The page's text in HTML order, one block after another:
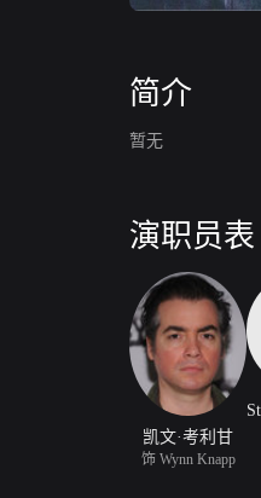
简介
暂无
演职员表
凯文·考利甘
饰 Wynn Knapp